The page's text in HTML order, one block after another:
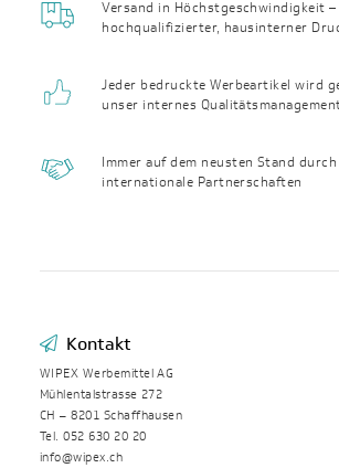
Versand in Höchst­geschwin­digkeit
hochqualifizierter, haus­interner
Jeder bedruckte Werbeartikel wird
unser internes
Immer auf dem neusten Stand
internationale Partnerschaften
Kontakt
WIPEX Werbemittel AG
Mühlentalstrasse 272
CH – 8201 Schaffhausen
Tel. 052 630 20 20
info@wipex.ch